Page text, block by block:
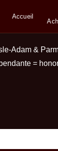
Accueil
Adam &
=